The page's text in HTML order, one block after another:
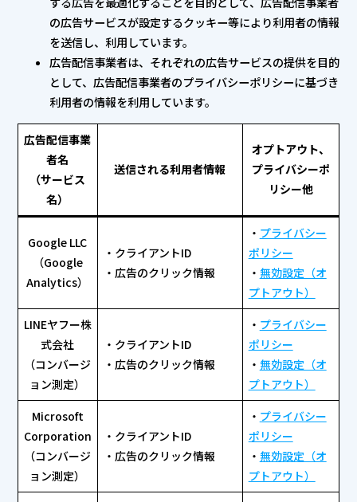
の広告サービスが設定するクッキー等により利用者の情報
を送信し、利用しています。
広告配信事業者は、それぞれの広告サービスの提供を目的
として、広告配信事業者のプライバシーポリシーに基づき
利用者の情報を利用しています。
広告配信事業
者名
（サービス
名）
送信される利用者情報
オプトアウト、
プライバシーポ
リシー他
Google LLC
（Google
Analytics）
・クライアントID
・広告のクリック情報
・ プライバシー
ポリシー
・ 無効設定（オ
プトアウト）
LINEヤフー株
式会社
（コンバージ
ョン測定）
・クライアントID
・広告のクリック情報
・ プライバシー
ポリシー
・ 無効設定（オ
プトアウト）
Microsoft
Corporation
（コンバージ
ョン測定）
・クライアントID
・広告のクリック情報
・ プライバシー
ポリシー
・ 無効設定（オ
プトアウト）